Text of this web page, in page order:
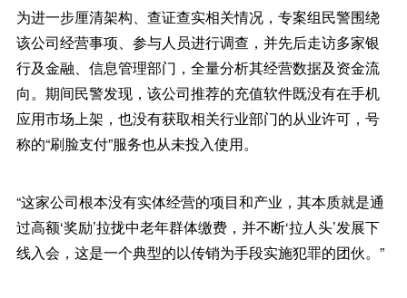
为进一步厘清架构、查证查实相关情况，专案组民警围绕
该公司经营事项、参与人员进行调查，并先后走访多家银
行及金融、信息管理部门，全量分析其经营数据及资金流
向。期间民警发现，该公司推荐的充值软件既没有在手机
应用市场上架，也没有获取相关行业部门的从业许可，号
称的“刷脸支付”服务也从未投入使用。
“这家公司根本没有实体经营的项目和产业，其本质就是通
过高额‘奖励’拉拢中老年群体缴费，并不断‘拉人头’发展下
线入会，这是一个典型的以传销为手段实施犯罪的团伙。”